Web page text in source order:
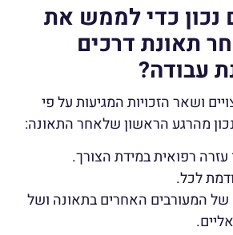
נכון כדי לממש את
תאונת דרכים
עבודה?
ושאר הזכויות המגיעות על פי
מהרגע הראשון שלאחר התאונה:
עזרה רפואית במידת הצורך.
לכל.
המעורבים האחרים בתאונה ושל